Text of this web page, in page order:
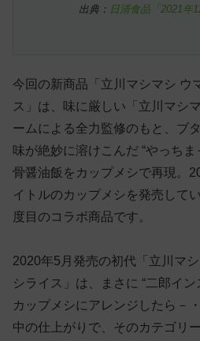
出典： 日清食品「2021年
今回の新商品「立川マシマシ ウ
ス」は、味に厳しい「立川マシ
ームによる全力監修のもと、ブ
味が絶妙に溶けこんだ “やっち
骨醤油飯をカップメシで再現。
イトルのカップメシを発売して
度目のコラボ商品です。
2020年5月発売の初代「立川マ
シライス」は、まさに “二郎イ
カップメシにアレンジしたら－
中の仕上がりで、そのカテゴリ